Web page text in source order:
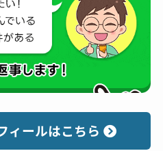
ィールはこちら